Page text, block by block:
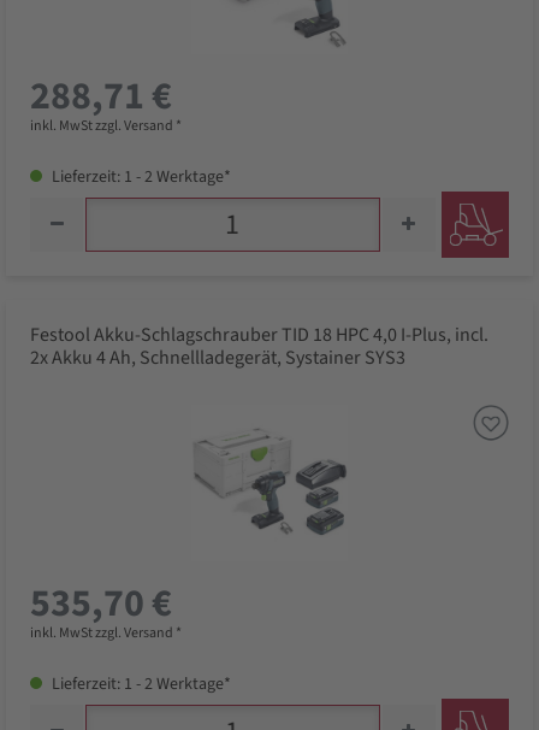
288,71 €
inkl. MwSt zzgl. Versand *
Lieferzeit: 1 - 2 Werktage*
Festool Akku-Schlagschrauber TID 18 HPC 4,0 I-Plus, incl.
2x Akku 4 Ah, Schnellladegerät, Systainer SYS3
535,70 €
inkl. MwSt zzgl. Versand *
Lieferzeit: 1 - 2 Werktage*